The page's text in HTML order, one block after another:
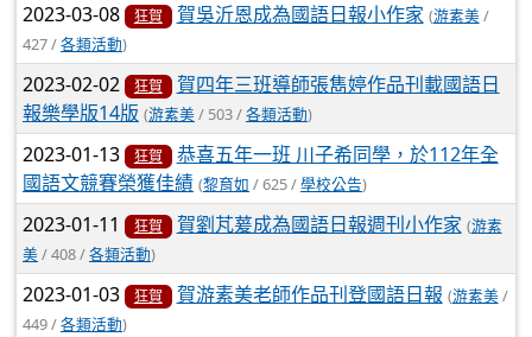
2023-03-08 狂賀 賀吳沂恩成為國語日報小作家 (游素美/
427 /各類活動)
2023-02-02 狂賀
賀四年三班導師張雋婷作品刊載國語日
報樂學版14版 (游素美/ 503 /各類活動)
2023-01-13 狂賀
恭喜五年一班 川子希同學，於112年全
國語文競賽榮獲佳績 (黎育如 / 625 /學校公告)
2023-01-11 狂賀 賀劉芃萲成為國語日報週刊小作家 (游素
美/ 408 /各類活動)
2023-01-03 狂賀 賀游素美老師作品刊登國語日報 (游素美/
449 /各類活動)